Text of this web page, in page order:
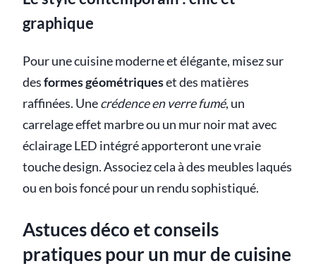
graphique
Pour une cuisine moderne et élégante, misez sur
desformes géométriqueset des matières
raffinées. Unecrédence en verre fumé, un
carrelage effet marbre ou un mur noir mat avec
éclairage LED intégré apporteront une vraie
touche design. Associez cela à des meubles laqués
ou en bois foncé pour un rendu sophistiqué.
Astuces déco et conseils
pratiques pour un mur de cuisine